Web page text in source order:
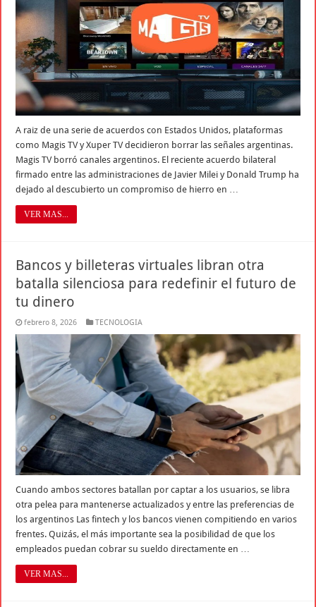
A raiz de una serie de acuerdos con Estados Unidos, plataformas
como Magis TV y Xuper TV decidieron borrar las señales argentinas.
Magis TV borró canales argentinos. El reciente acuerdo bilateral
firmado entre las administraciones de Javier Milei y Donald Trump ha
dejado al descubierto un compromiso de hierro en …
VER MAS...
Bancos y billeteras virtuales libran otra
batalla silenciosa para redefinir el futuro de
tu dinero
febrero 8, 2026 TECNOLOGIA
Cuando ambos sectores batallan por captar a los usuarios, se libra
otra pelea para mantenerse actualizados y entre las preferencias de
los argentinos Las fintech y los bancos vienen compitiendo en varios
frentes. Quizás, el más importante sea la posibilidad de que los
empleados puedan cobrar su sueldo directamente en …
VER MAS...